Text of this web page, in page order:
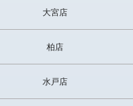
大宮店
柏店
水戸店